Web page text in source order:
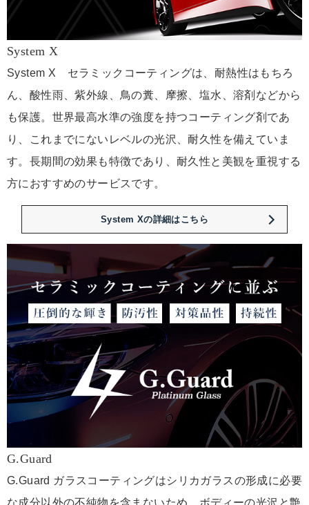
System X
System X セラミックコーティングは、耐熱性はもちろ
ん、酸性雨、紫外線、鳥の糞、摩擦、塩水、溶剤などから
も保護。世界最高水準の強度を持つコーティング剤であ
り、これまでにないレベルの光沢、耐久性を備えていま
す。長期間の効果も特徴であり、耐久性と美観を重視する
方におすすめのサービスです。
System Xの詳細はこちら
G.Guard
G.Guard ガラスコーティングはシリカガラスの形成に必要